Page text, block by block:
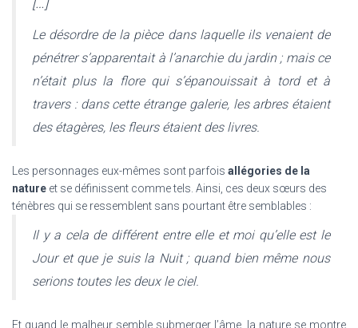
Le désordre de la pièce dans laquelle ils venaient de
pénétrer s’apparentait à l’anarchie du jardin ; mais ce
n’était plus la flore qui s’épanouissait à tord et à
travers : dans cette étrange galerie, les arbres étaient
des étagères, les fleurs étaient des livres.
Les personnages eux-mêmes sont parfois allégories de la
nature et se définissent comme tels. Ainsi, ces deux sœurs des
ténèbres qui se ressemblent sans pourtant être semblables :
Il y a cela de différent entre elle et moi qu’elle est le
Jouret que je suis la Nuit ; quand bien même nous
serions toutes les deux le ciel.
Et quand le malheur semble submerger l’âme, la nature se montre